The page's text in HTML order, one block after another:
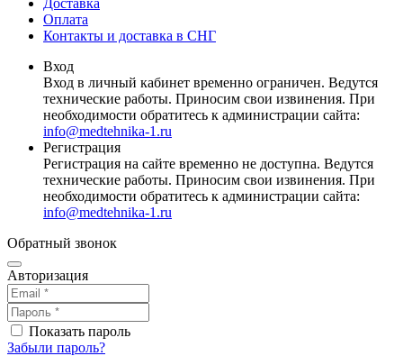
Доставка
Оплата
Контакты и доставка в СНГ
Вход
Вход в личный кабинет временно ограничен. Ведутся
технические работы. Приносим свои извинения. При
необходимости обратитесь к администрации сайта:
info@medtehnika-1.ru
Регистрация
Регистрация на сайте временно не доступна. Ведутся
технические работы. Приносим свои извинения. При
необходимости обратитесь к администрации сайта:
info@medtehnika-1.ru
Обратный звонок
Авторизация
Показать пароль
Забыли пароль?